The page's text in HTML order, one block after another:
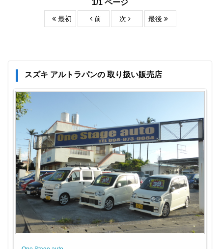
1/1 ページ
最初 前 次 最後
スズキ アルトラパンの 取り扱い販売店